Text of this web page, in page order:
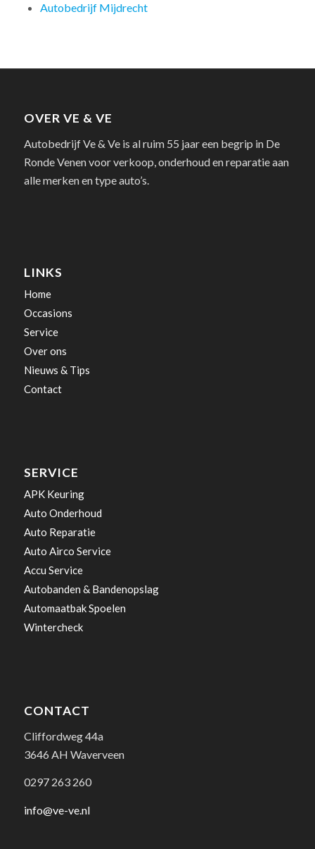
Autobedrijf Mijdrecht
OVER VE & VE
Autobedrijf Ve & Ve is al ruim 55 jaar een begrip in De
Ronde Venen voor verkoop, onderhoud en reparatie aan
alle merken en type auto’s.
LINKS
Home
Occasions
Service
Over ons
Nieuws & Tips
Contact
SERVICE
APK Keuring
Auto Onderhoud
Auto Reparatie
Auto Airco Service
Accu Service
Autobanden & Bandenopslag
Automaatbak Spoelen
Wintercheck
CONTACT
Cliffordweg 44a
3646 AH Waverveen
0297 263 260
info@ve-ve.nl